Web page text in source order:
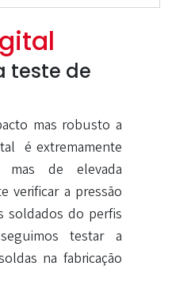
teste de
mas robusto a
é extremamente
de elevada
verificar a pressão
soldados do perfis
testar a
na fabricação